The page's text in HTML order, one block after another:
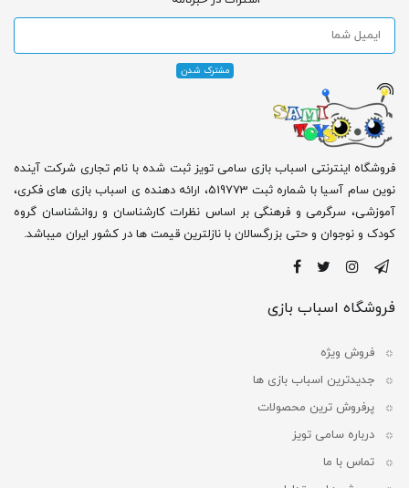
فروشگاه اینترنتی اسباب بازی سامی تویز ثبت شده با نام تجاری شرکت آینده
نوین سام آسیا با شماره ثبت 519773، ارائه دهنده ی اسباب بازی های فکری،
آموزشی، سرگرمی و فرهنگی بر اساس نظرات کارشناسان و روانشناسان گروه
کودک و نوجوان و حتی بزرگسالان با نازلترین قیمت ها در کشور ایران میباشد.
فروشگاه اسباب بازی
فروش ویژه
جدیدترین اسباب بازی ها
پرفروش ترین محصولات
درباره سامی تویز
تماس با ما